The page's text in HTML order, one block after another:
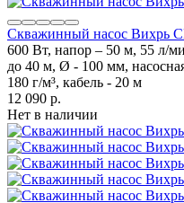
Скважинный насос Вихрь
600 Вт, напор – 50 м, 55 л/
до 40 м, Ø - 100 мм,
180 г/м³, кабель - 20 м
12 090 p.
Нет в наличии